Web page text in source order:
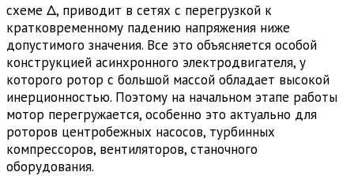
схеме Δ, приводит в сетях с перегрузкой к
кратковременному падению напряжения ниже
допустимого значения. Все это объясняется особой
конструкцией асинхронного электродвигателя, у
которого ротор с большой массой обладает высокой
инерционностью. Поэтому на начальном этапе работы
мотор перегружается, особенно это актуально для
роторов центробежных насосов, турбинных
компрессоров, вентиляторов, станочного
оборудования.